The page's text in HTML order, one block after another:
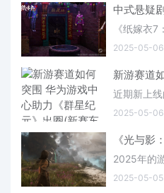
2025-05-06
2025-05-06
2025-05-05